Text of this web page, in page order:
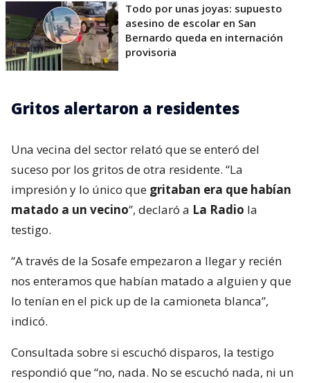
Todo por unas joyas: supuesto
asesino de escolar en San
Bernardo queda en internación
provisoria
Gritos alertaron a residentes
Una vecina del sector relató que se enteró del
suceso por los gritos de otra residente. “La
impresión y lo único que gritaban era que habían
matado a un vecino”, declaró a La Radio la
testigo.
“A través de la Sosafe empezaron a llegar y recién
nos enteramos que habían matado a alguien y que
lo tenían en el pick up de la camioneta blanca”,
indicó.
Consultada sobre si escuchó disparos, la testigo
respondió que “no, nada. No se escuchó nada, ni un